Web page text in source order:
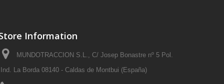
Information
MUNDOTRACCION S.L., C/ Josep Bonastre nº 5 Pol.
Ind. La Borda 08140 - Caldas de Montbui (España)